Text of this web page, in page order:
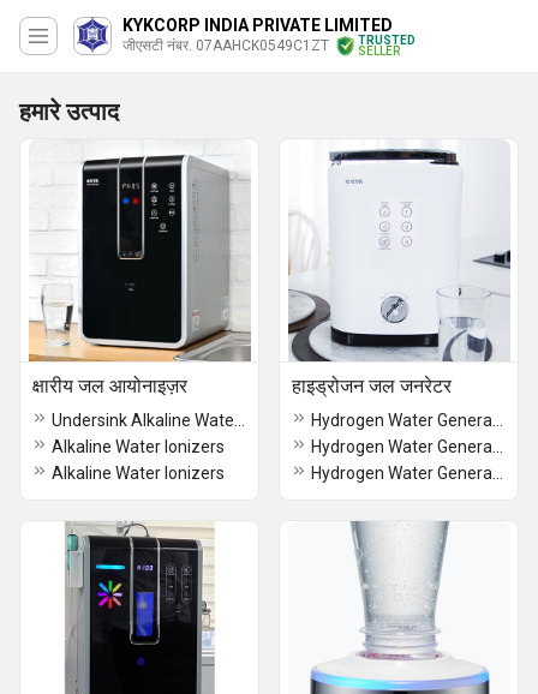
KYKCORP INDIA PRIVATE LIMITED
जीएसटी नंबर. 07AAHCK0549C1ZT
TRUSTED
SELLER
हमारे उत्पाद
क्षारीय जल आयोनाइज़र
Alkaline Water Ionizers
Alkaline Water Ionizers
हाइड्रोजन जल जनरेटर